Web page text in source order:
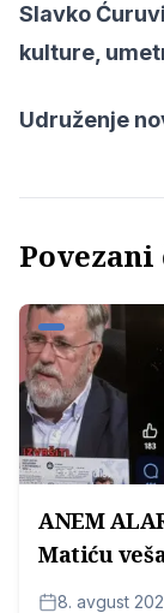
Slavko
kulture,
Udruženje
ANEM
Matiću
8. avgust